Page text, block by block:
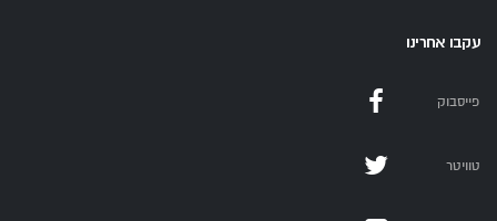
עקבו אחרינו
פייסבוק
טוויטר